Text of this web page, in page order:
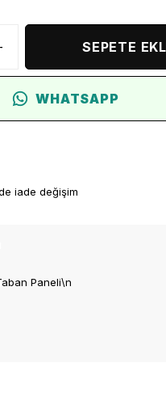
SEPETE
WHATSAPP
iade değişim
Paneli\n